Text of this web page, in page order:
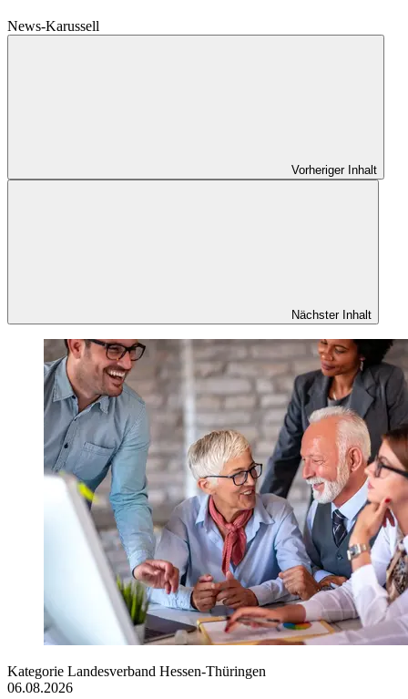
News-Karussell
Vorheriger Inhalt
Nächster Inhalt
Kategorie Landesverband Hessen-Thüringen
06.08.2026